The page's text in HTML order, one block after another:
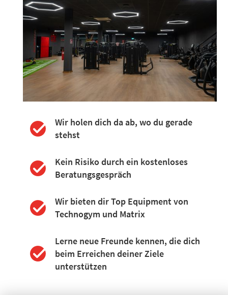
Wir holen dich da ab, wo du gerade
stehst
Kein Risiko durch ein kostenloses
Beratungsgespräch
Wir bieten dir Top Equipment von
Technogym und Matrix
Lerne neue Freunde kennen, die dich
beim Erreichen deiner Ziele
unterstützen